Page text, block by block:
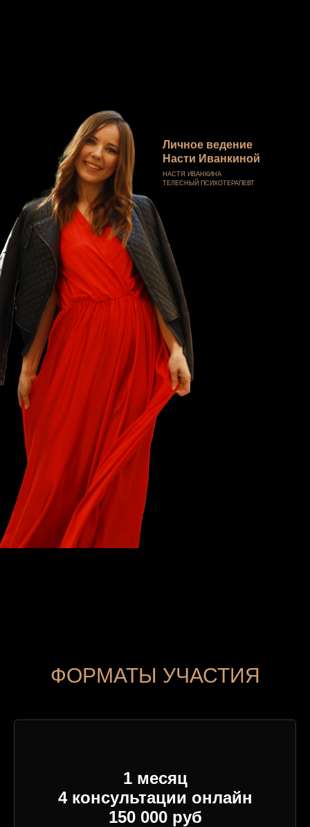
Личное ведение
Насти Иванкиной
НАСТЯ ИВАНКИНА
ТЕЛЕСНЫЙ ПСИХОТЕРАПЕВТ
ФОРМАТЫ УЧАСТИЯ
1 месяц
4 консультации онлайн
150 000 руб